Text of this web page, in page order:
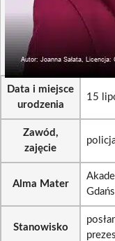
Data i miejsce
urodzenia
15
Zawód,
zajęcie
Alma Mater
Stanowisko